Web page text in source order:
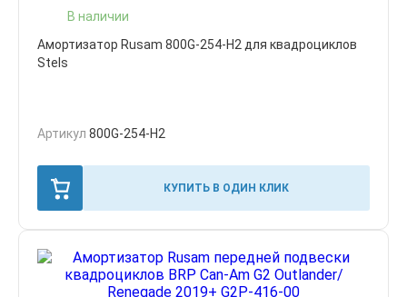
В наличии
Амортизатор Rusam 800G-254-H2 для квадроциклов
Stels
Артикул 800G-254-H2
КУПИТЬ В ОДИН КЛИК